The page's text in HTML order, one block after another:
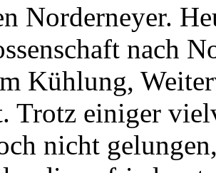
Norderneyer.
nach
Kühlung,
Trotz einiger
nicht